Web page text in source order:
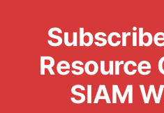
Resource
SIAM